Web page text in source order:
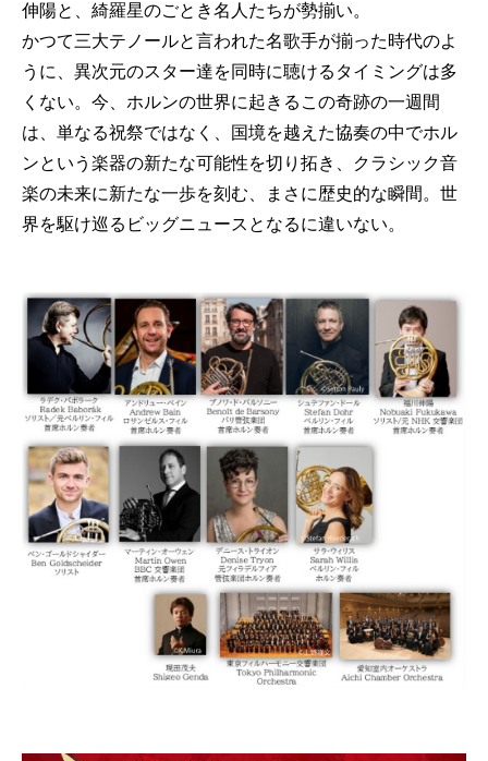
伸陽と、綺羅星のごとき名人たちが勢揃い。
かつて三大テノールと言われた名歌手が揃った時代のよ
うに、異次元のスター達を同時に聴けるタイミングは多
くない。今、ホルンの世界に起きるこの奇跡の一週間
は、単なる祝祭ではなく、国境を越えた協奏の中でホル
ンという楽器の新たな可能性を切り拓き、クラシック音
楽の未来に新たな一歩を刻む、まさに歴史的な瞬間。世
界を駆け巡るビッグニュースとなるに違いない。